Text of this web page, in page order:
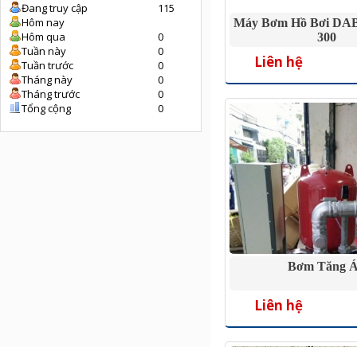
Đang truy cập
115
Hôm nay
Hôm qua
0
Tuần này
0
Tuần trước
0
Tháng này
0
Tháng trước
0
Tổng cộng
0
Máy Bơm Hồ Bơi
300
Liên hệ
Bơm Tăng
Liên hệ